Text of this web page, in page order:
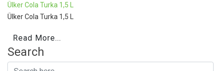
Ülker Cola Turka 1,5 L
Ülker Cola Turka 1,5 L
Read More...
Search